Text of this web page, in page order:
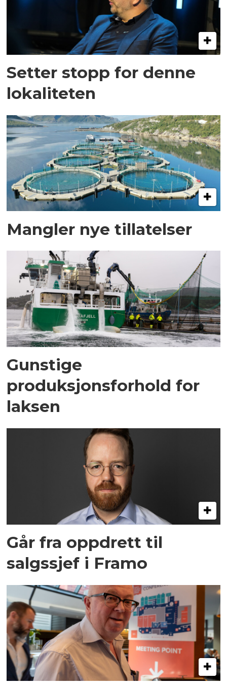
Setter stopp for denne
lokaliteten
Mangler nye tillatelser
Gunstige
produksjonsforhold for
laksen
Går fra oppdrett til
salgssjef i Framo